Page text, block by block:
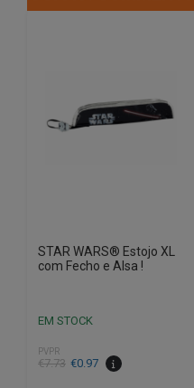
STAR WARS® Estojo XL
com Fecho e Alsa !
EM STOCK
PVPR
€7.73
O
€0.97
O